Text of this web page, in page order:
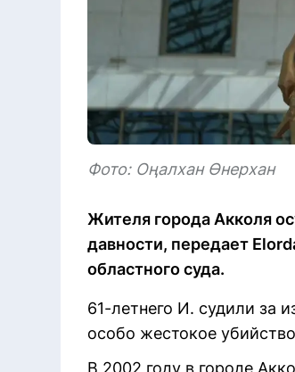
Фото: Оңалхан Өнерхан
Жителя города Акколя
давности, передает
областного суда.
61-летнего И. судили за
особо жестокое